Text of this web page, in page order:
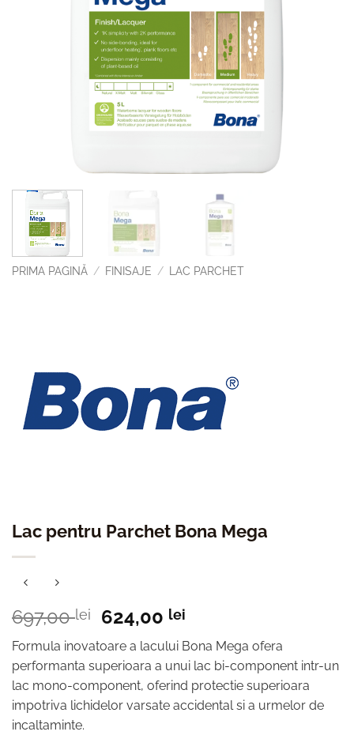
PRIMA PAGINĂ / FINISAJE / LAC PARCHET
Lac pentru Parchet Bona Mega
697,00lei
Prețul
inițial
a
fost:
697,00 lei.
624,00 lei
curent
este:
624,00 lei.
Formula inovatoare a lacului Bona Mega ofera
performanta superioara a unui lac bi-component intr-un
lac mono-component, oferind protectie superioara
impotriva lichidelor varsate accidental si a urmelor de
incaltaminte.